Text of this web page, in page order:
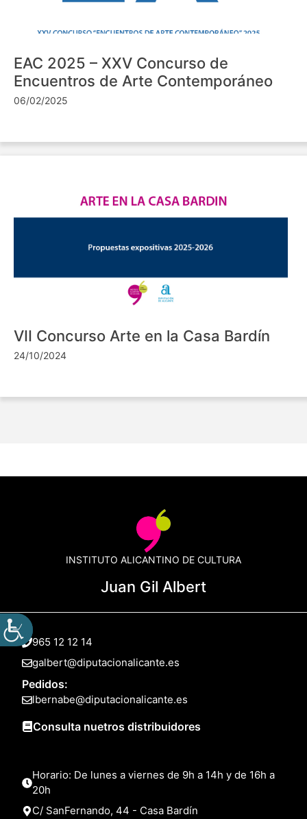
EAC 2025 – XXV Concurso de
Encuentros de Arte Contemporáneo
06/02/2025
VII Concurso Arte en la Casa Bardín
24/10/2024
INSTITUTO ALICANTINO DE CULTURA
Juan Gil Albert
965 12 12 14
galbert@diputacionalicante.es
Pedidos:
lbernabe@diputacionalicante.es
Consulta nuetros distribuidores
Horario: De lunes a viernes de 9h a 14h y de 16h a
20h
C/ SanFernando, 44 - Casa Bardín